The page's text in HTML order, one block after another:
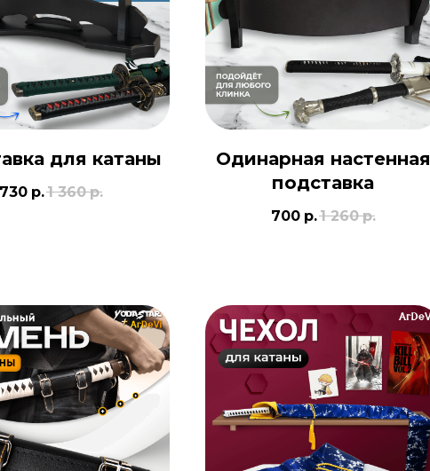
для катаны
р.1 360 р.
Одинарная настенная
подставка
700 р.1 260 р.